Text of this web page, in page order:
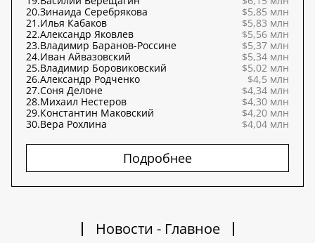
20.Зинаида Серебрякова
$5,85 млн
21.Илья Кабаков
$5,83 млн
22.Александр Яковлев
$5,56 млн
23.Владимир Баранов-Россине
$5,37 млн
24.Иван Айвазовский
$5,34 млн
25.Владимир Боровиковский
$5,02 млн
26.Александр Родченко
$4,5 млн
27.Соня Делоне
$4,34 млн
28.Михаил Нестеров
$4,30 млн
29.Константин Маковский
$4,20 млн
30.Вера Рохлина $4,04 млн
Подробнее
Новости - Главное